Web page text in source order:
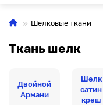
Шелковые ткани
Ткань шелк
Двойной
Армани
Шелк
сатин
креш